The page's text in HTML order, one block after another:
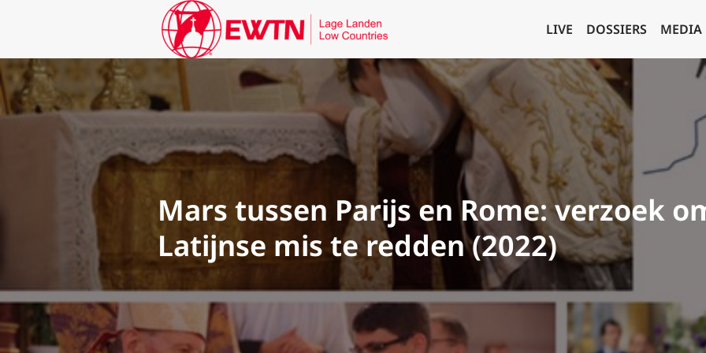
LIVE DOSSIERS MEDIA
Mars tussen Parijs en Rome: verzoek
Latijnse mis te redden (2022)